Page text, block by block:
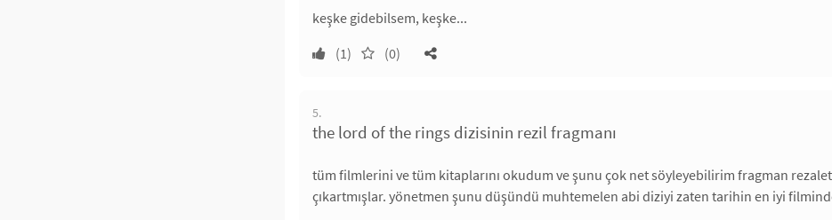
keşke gidebilsem, keşke...
(1)
(0)
5.
the lord of the rings dizisinin rezil fragmanı
tüm filmlerini ve tüm kitaplarını okudum ve şunu çok net söyleyebilirim fragman
çıkartmışlar. yönetmen şunu düşündü muhtemelen abi diziyi zaten tarihin en iyi